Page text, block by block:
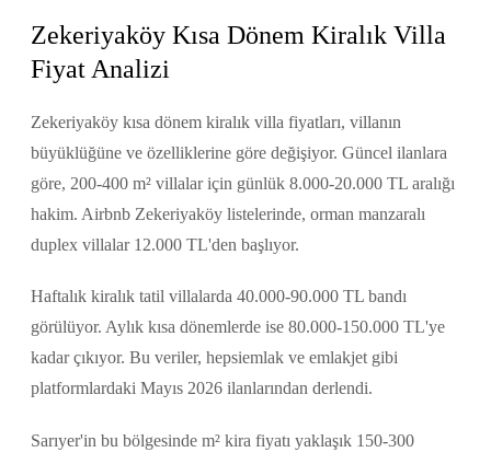
Zekeriyaköy Kısa Dönem Kiralık Villa
Fiyat Analizi
Zekeriyaköy kısa dönem kiralık villa fiyatları, villanın
büyüklüğüne ve özelliklerine göre değişiyor. Güncel ilanlara
göre, 200-400 m² villalar için günlük 8.000-20.000 TL aralığı
hakim. Airbnb Zekeriyaköy listelerinde, orman manzaralı
duplex villalar 12.000 TL'den başlıyor.
Haftalık kiralık tatil villalarda 40.000-90.000 TL bandı
görülüyor. Aylık kısa dönemlerde ise 80.000-150.000 TL'ye
kadar çıkıyor. Bu veriler, hepsiemlak ve emlakjet gibi
platformlardaki Mayıs 2026 ilanlarından derlendi.
Sarıyer'in bu bölgesinde m² kira fiyatı yaklaşık 150-300